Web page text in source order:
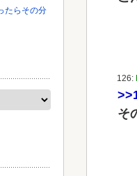
126:
そ
たらその分